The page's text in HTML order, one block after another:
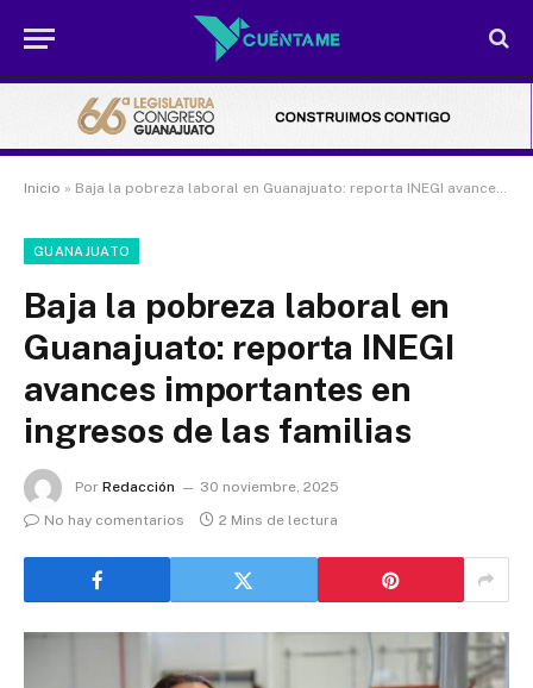
Inicio » Baja la pobreza laboral en Guanajuato: reporta INEGI avances importantes en ingresos de las familias
GUANAJUATO
Baja la pobreza laboral en
Guanajuato: reporta INEGI
avances importantes en
ingresos de las familias
Por Redacción
30 noviembre, 2025
No hay comentarios
2 Mins de lectura